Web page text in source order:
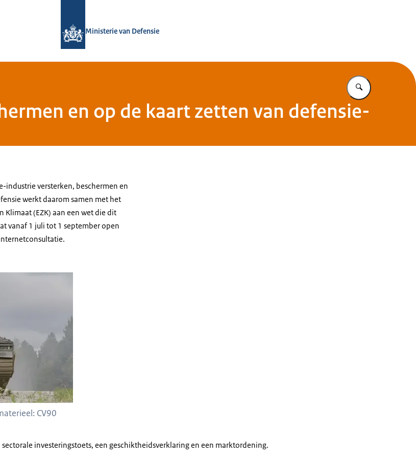
Ministerie van Defensie
Vul in wat u
en op de kaart zetten van defensie-
industrie versterken, beschermen en
werkt daarom samen met het
Klimaat (EZK) aan een wet die dit
vanaf 1 juli tot 1 september open
CV90
investeringstoets, een geschiktheidsverklaring en een marktordening.